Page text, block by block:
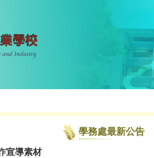
學務處最新公告
宣導素材